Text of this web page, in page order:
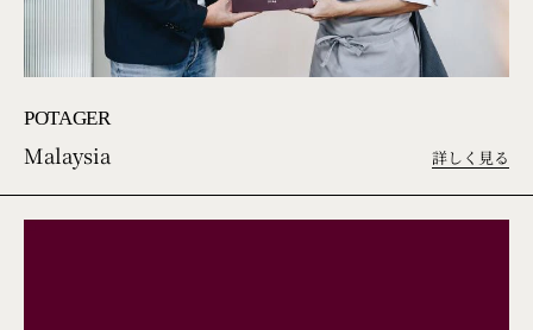
POTAGER
Malaysia 詳しく見る